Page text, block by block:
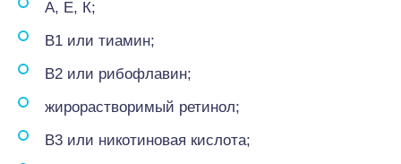
А, Е, К;
В1 или тиамин;
В2 или рибофлавин;
жирорастворимый ретинол;
В3 или никотиновая кислота;